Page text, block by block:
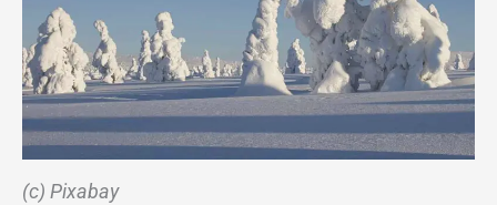
(c) Pixabay